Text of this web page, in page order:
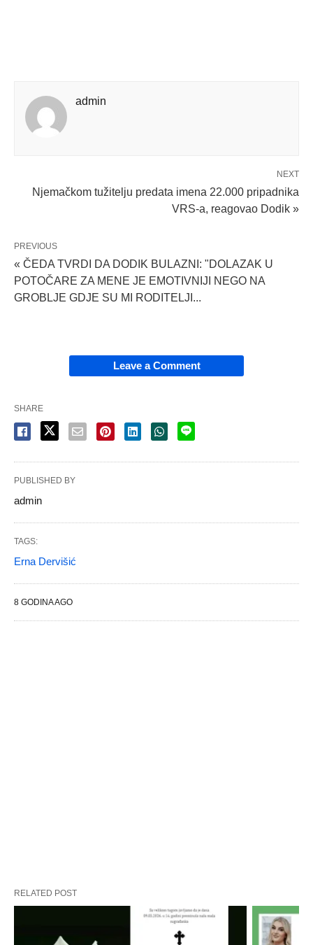
admin
NEXT
Njemačkom tužitelju predata imena 22.000 pripadnika
VRS-a, reagovao Dodik »
PREVIOUS
« ČEDA TVRDI DA DODIK BULAZNI: "DOLAZAK U
POTOČARE ZA MENE JE EMOTIVNIJI NEGO NA
GROBLJE GDJE SU MI RODITELJI...
Leave a Comment
SHARE
PUBLISHED BY
admin
TAGS:
Erna Dervišić
8 GODINA AGO
RELATED POST